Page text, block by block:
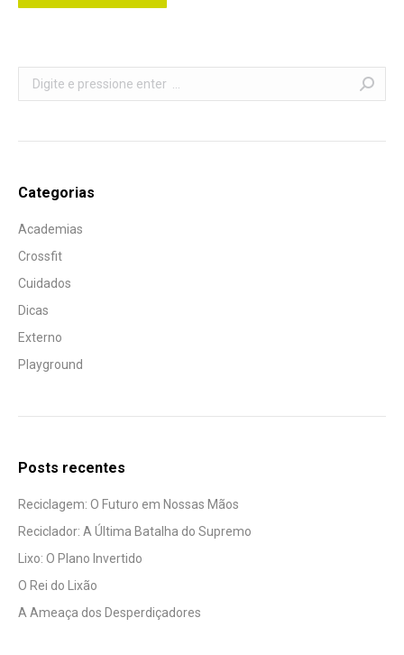
Search:
Categorias
Academias
Crossfit
Cuidados
Dicas
Externo
Playground
Posts recentes
Reciclagem: O Futuro em Nossas Mãos
Reciclador: A Última Batalha do Supremo
Lixo: O Plano Invertido
O Rei do Lixão
A Ameaça dos Desperdiçadores